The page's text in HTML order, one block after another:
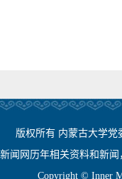
版权所有 内蒙古大学
闻网历年相关资料和新闻
Copyright © Inner